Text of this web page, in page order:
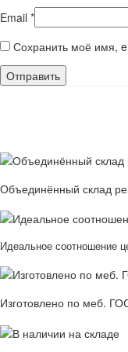
Email *
Сохранить моё имя,
Объединённый склад
Идеальное соотношение
Изготовлено по меб.